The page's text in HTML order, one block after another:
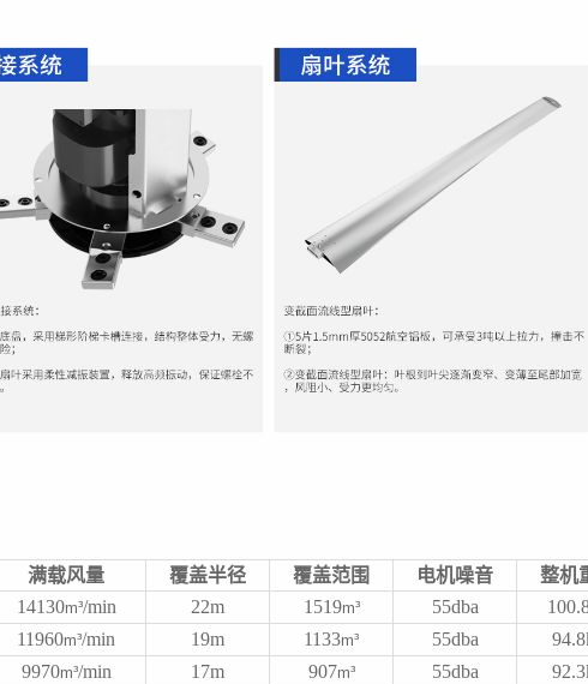
满载风量 覆盖半径 覆盖范围 电机噪音 整机
14130m³/min 22m 1519m³ 55dba
11960m³/min 19m 1133m³ 55dba
9970m³/min 17m 907m³ 55dba